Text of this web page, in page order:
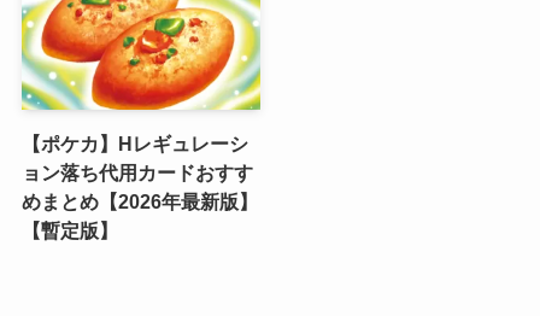
【ポケカ】Hレギュレーシ
ョン落ち代用カードおすす
めまとめ【2026年最新版】
【暫定版】